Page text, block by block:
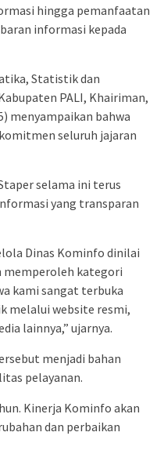
hingga pemanfaatan
informasi kepada
Statistik dan
PALI, Khairiman,
menyampaikan bahwa
seluruh jajaran
selama ini terus
yang transparan
Dinas Kominfo dinilai
memperoleh kategori
kami sangat terbuka
melalui website resmi,
lainnya,” ujarnya.
menjadi bahan
pelayanan.
Kinerja Kominfo akan
dan perbaikan